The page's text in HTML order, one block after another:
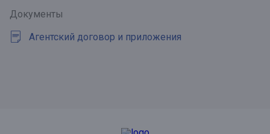
Документы
Агентский договор и приложения